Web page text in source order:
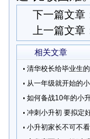
下一篇文章
上一篇文章
相关文章
清华校长给毕业生
从一年级就开始的
如何备战10年的小
冲刺小升初 要拟定
小升初家长不可不